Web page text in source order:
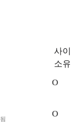
사이
소유
O
O